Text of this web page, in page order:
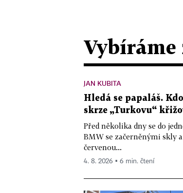
Vybíráme
JAN KUBITA
Hledá se papaláš.
skrze „Turkovu“
Před několika dny se do
BMW se začerněnými skly
červenou...
4. 8. 2026 ▪ 6 min. čtení